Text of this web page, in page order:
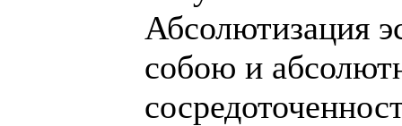
Абсолютизация
собою и